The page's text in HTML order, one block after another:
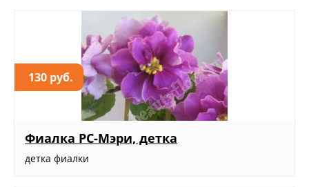
130 руб.
Фиалка РС-Мэри, детка
детка фиалки